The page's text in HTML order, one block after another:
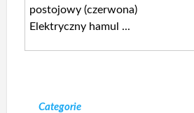
postojowy (czerwona)
Elektryczny hamul ...
Categorie